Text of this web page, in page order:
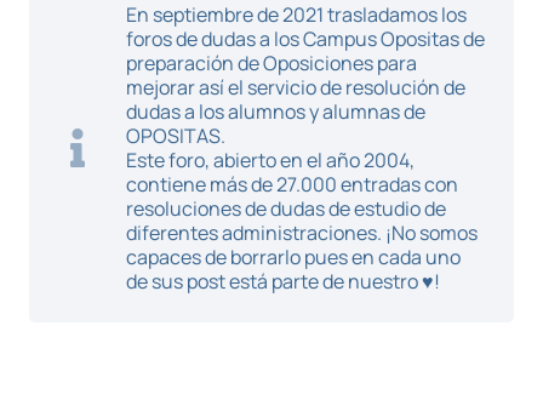
En septiembre de 2021 trasladamos los
foros de dudas a los Campus Opositas de
preparación de Oposiciones para
mejorar así el servicio de resolución de
dudas a los alumnos y alumnas de
OPOSITAS.
Este foro, abierto en el año 2004,
contiene más de 27.000 entradas con
resoluciones de dudas de estudio de
diferentes administraciones. ¡No somos
capaces de borrarlo pues en cada uno
de sus post está parte de nuestro ♥!